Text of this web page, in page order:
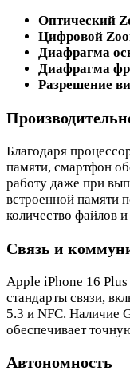
Оптический
Цифровой
Диафрагма
Диафрагма
Разрешение
Благодаря
памяти, смартфон
работу даже при
встроенной памяти
количество файлов
Связь и
Apple iPhone 16
стандарты связи,
5.3 и NFC. Наличие
обеспечивает
Автономность